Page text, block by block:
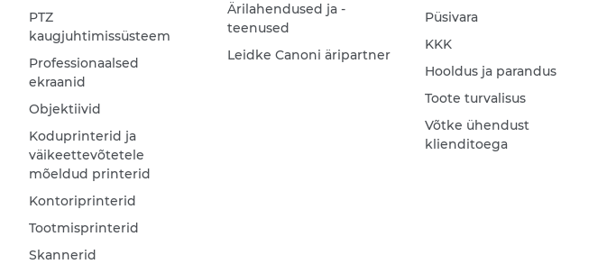
PTZ
kaugjuhtimissüsteem
Professionaalsed
ekraanid
Objektiivid
Koduprinterid ja
väikeettevõtetele
mõeldud printerid
Kontoriprinterid
Tootmisprinterid
Skannerid
Ärilahendused ja -
teenused
Leidke Canoni äripartner
Püsivara
KKK
Hooldus ja parandus
Toote turvalisus
Võtke ühendust
klienditoega